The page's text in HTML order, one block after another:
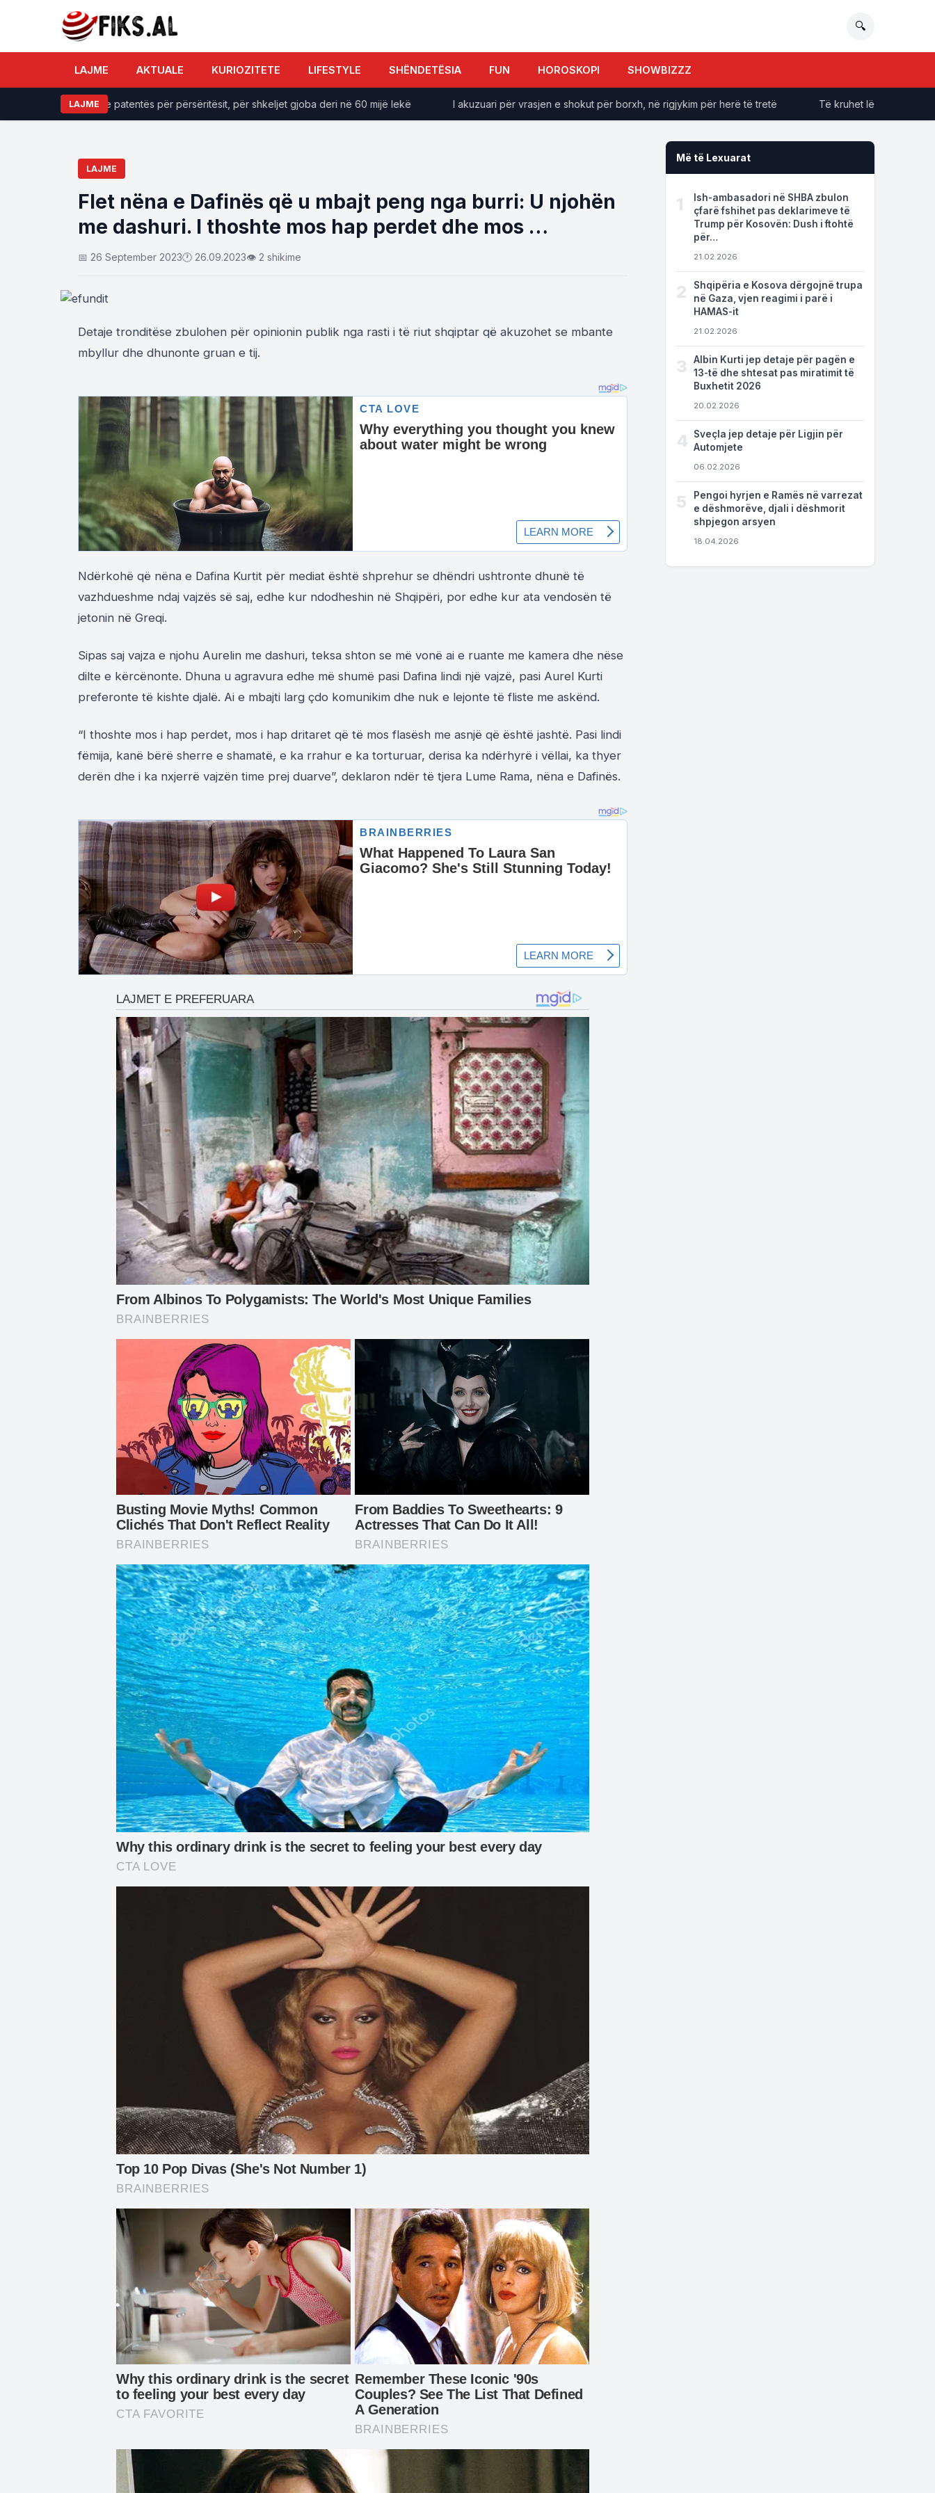
🔍
LAJME AKTUALE KURIOZITETE LIFESTYLE SHËNDETËSIA FUN HOROSKOPI SHOWBIZZZ
LAJME
masat: Heqje e patentës për përsëritësit, për shkeljet gjoba deri në 60 mijë lekë I akuzuari për vrasjen e shokut për borxh, në rigjykim për herë të tretë Të kruhet lëkura sapo del
LAJME
Flet nëna e Dafinës që u mbajt peng nga burri: U njohën
me dashuri. I thoshte mos hap perdet dhe mos …
📅 26 September 2023🕐 26.09.2023👁 2 shikime
Detaje tronditëse zbulohen për opinionin publik nga rasti i të riut shqiptar që akuzohet se mbante
mbyllur dhe dhunonte gruan e tij.
Ndërkohë që nëna e Dafina Kurtit për mediat është shprehur se dhëndri ushtronte dhunë të
vazhdueshme ndaj vajzës së saj, edhe kur ndodheshin në Shqipëri, por edhe kur ata vendosën të
jetonin në Greqi.
Sipas saj vajza e njohu Aurelin me dashuri, teksa shton se më vonë ai e ruante me kamera dhe nëse
dilte e kërcënonte. Dhuna u agravura edhe më shumë pasi Dafina lindi një vajzë, pasi Aurel Kurti
preferonte të kishte djalë. Ai e mbajti larg çdo komunikim dhe nuk e lejonte të fliste me askënd.
“I thoshte mos i hap perdet, mos i hap dritaret që të mos flasësh me asnjë që është jashtë. Pasi lindi
fëmija, kanë bërë sherre e shamatë, e ka rrahur e ka torturuar, derisa ka ndërhyrë i vëllai, ka thyer
derën dhe i ka nxjerrë vajzën time prej duarve”, deklaron ndër të tjera Lume Rama, nëna e Dafinës.
Më të Lexuarat
1
Ish-ambasadori në SHBA zbulon
çfarë fshihet pas deklarimeve të
Trump për Kosovën: Dush i ftohtë
për…
21.02.2026
2
Shqipëria e Kosova dërgojnë trupa
në Gaza, vjen reagimi i parë i
HAMAS-it
21.02.2026
3
Albin Kurti jep detaje për pagën e
13-të dhe shtesat pas miratimit të
Buxhetit 2026
20.02.2026
4
Sveçla jep detaje për Ligjin për
Automjete
06.02.2026
5
Pengoi hyrjen e Ramës në varrezat
e dëshmorëve, djali i dëshmorit
shpjegon arsyen
18.04.2026